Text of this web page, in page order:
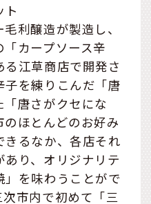
ト
利醸造が製造し、
カープソース辛
江草商店で開発さ
を練りこんだ「唐
唐さがクセにな
ほとんどのお好み
るなか、各店それ
り、オリジナリテ
」を味わうことがで
市内で初めて「三